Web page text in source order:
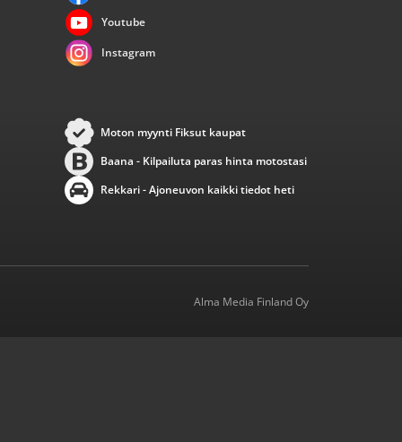
Youtube
Instagram
Moton myynti Fiksut kaupat
Baana - Kilpailuta paras hinta motostasi
Rekkari - Ajoneuvon kaikki tiedot heti
Alma Media Finland Oy